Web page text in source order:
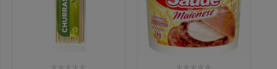
☆ ☆ ☆ ☆ ☆ ☆ ☆ ☆ ☆ ☆